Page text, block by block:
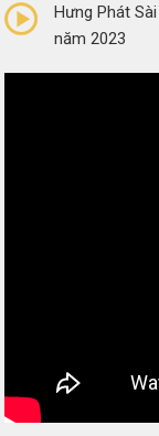
Hưng Phát
năm 2023
(0 Reviews)